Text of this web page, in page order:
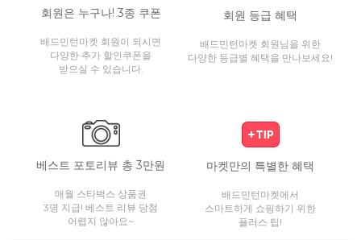
회원은 누구나! 3종 쿠폰
배드민턴마켓 회원이 되시면
다양한 추가 할인쿠폰을
받으실 수 있습니다.
회원 등급 혜택
배드민턴마켓 회원님을 위한
다양한 등급별 혜택을 만나보세요!
베스트 포토리뷰 총 3만원
매월 스타벅스 상품권
3명 지급! 베스트 리뷰 당첨
어렵지 않아요~
마켓만의 특별한 혜택
배드민턴마켓에서
스마트하게 쇼핑하기 위한
플러스 팁!